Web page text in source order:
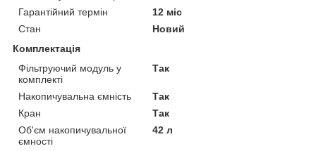
Гарантійний термін
12 міс
Стан
Новий
Комплектація
Фільтруючий модуль у
комплекті
Так
Накопичувальна ємність
Так
Кран
Так
Об'єм накопичувальної
ємності
42 л